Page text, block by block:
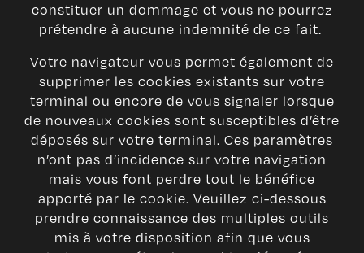
constituer un dommage et vous ne pourrez
prétendre à aucune indemnité de ce fait.
Votre navigateur vous permet également de
supprimer les cookies existants sur votre
terminal ou encore de vous signaler lorsque
de nouveaux cookies sont susceptibles d’être
déposés sur votre terminal. Ces paramètres
n’ont pas d’incidence sur votre navigation
mais vous font perdre tout le bénéfice
apporté par le cookie. Veuillez ci-dessous
prendre connaissance des multiples outils
mis à votre disposition afin que vous